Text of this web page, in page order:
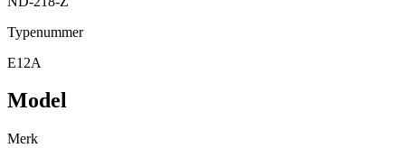
Typenummer
E12A
Model
Merk